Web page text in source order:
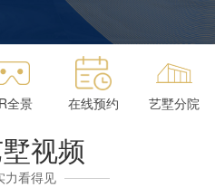
全景 在线预约 艺墅分院
视频
力看得见